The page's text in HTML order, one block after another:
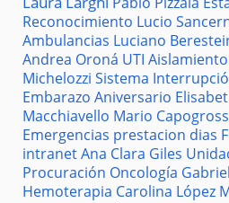
Reconocimiento Lucio
Ambulancias Luciano
Andrea Oroná UTI Aislamiento
Michelozzi Sistema
Embarazo Aniversario
Macchiavello Mario
Emergencias prestacion dias
intranetAna Clara Giles
Procuración Oncología
Hemoterapia Carolina López